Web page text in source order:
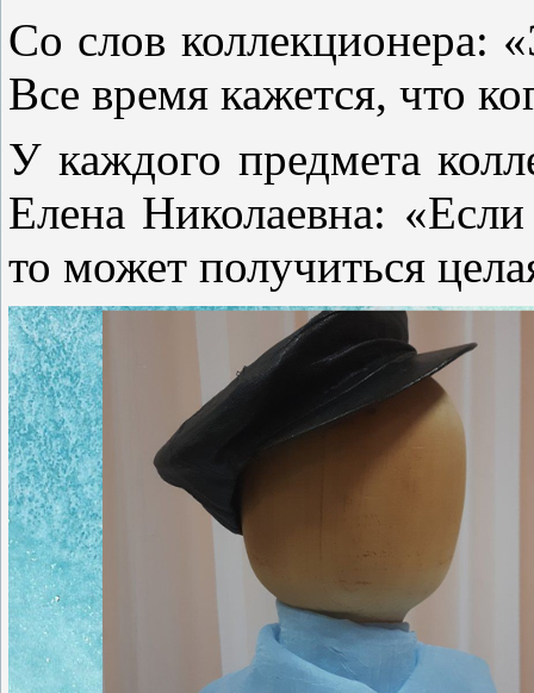
Со слов коллекционера:
Все время кажется, что
У каждого предмета
Елена Николаевна:
то может получиться